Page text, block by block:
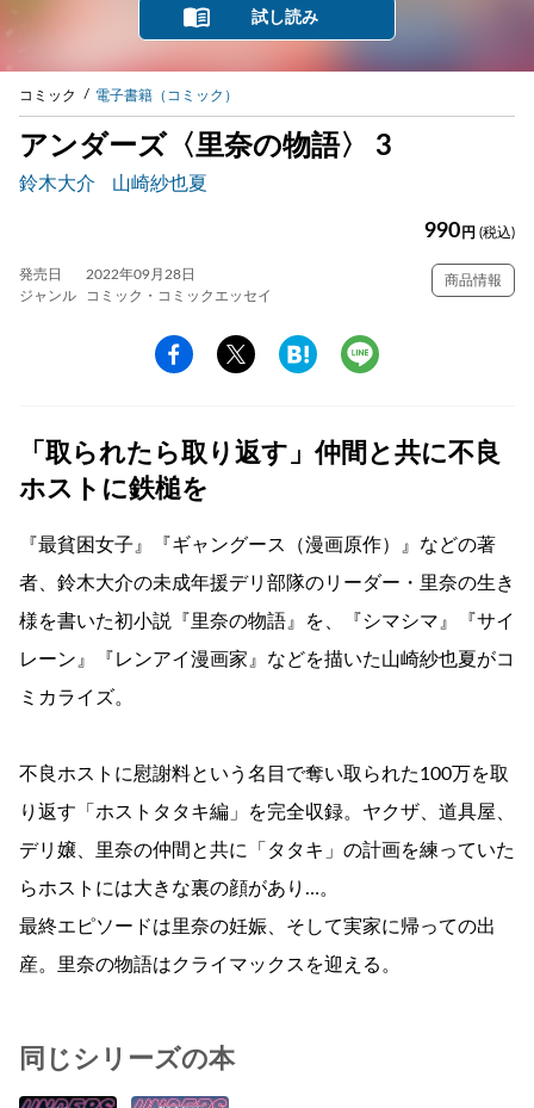
試し読み
コミック 電子書籍（コミック）
アンダーズ〈里奈の物語〉 3
鈴木大介 山崎紗也夏
990 円 (税込)
発売日
2022年09月28日
ジャンル
コミック・コミックエッセイ
商品情報
「取られたら取り返す」仲間と共に不良
ホストに鉄槌を
『最貧困女子』『ギャングース（漫画原作）』などの著
者、鈴木大介の未成年援デリ部隊のリーダー・里奈の生き
様を書いた初小説『里奈の物語』を、『シマシマ』『サイ
レーン』『レンアイ漫画家』などを描いた山崎紗也夏がコ
ミカライズ。
不良ホストに慰謝料という名目で奪い取られた100万を取
り返す「ホストタタキ編」を完全収録。ヤクザ、道具屋、
デリ嬢、里奈の仲間と共に「タタキ」の計画を練っていた
らホストには大きな裏の顔があり…。
最終エピソードは里奈の妊娠、そして実家に帰っての出
産。里奈の物語はクライマックスを迎える。
同じシリーズの本